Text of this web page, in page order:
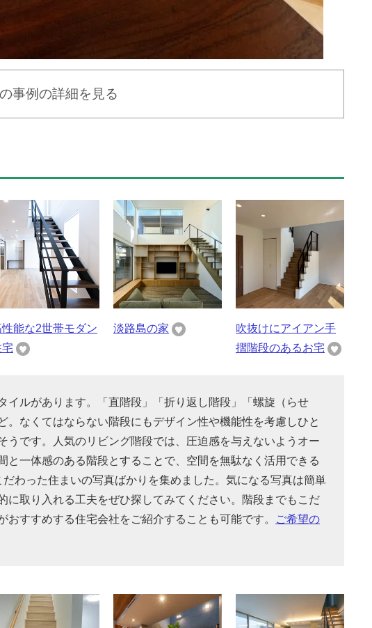
事例の詳細を見る
性能な2世帯モダン
淡路島の家
吹抜けにアイアン手
摺階段のあるお宅
イルがあります。「直階段」「折り返し階段」「螺旋（らせ
。なくてはならない階段にもデザイン性や機能性を考慮しひと
うです。人気のリビング階段では、圧迫感を与えないようオー
と一体感のある階段とすることで、空間を無駄なく活用できる
わった住まいの写真ばかりを集めました。気になる写真は簡単
に取り入れる工夫をぜひ探してみてください。階段までもこだ
すすめする住宅会社をご紹介することも可能です。
ご希望の